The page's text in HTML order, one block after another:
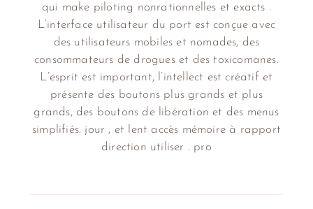
qui make piloting nonrationnelles et exacts .
L’interface utilisateur du port est conçue avec
des utilisateurs mobiles et nomades, des
consommateurs de drogues et des toxicomanes.
L’esprit est important, l’intellect est créatif et
présente des boutons plus grands et plus
grands, des boutons de libération et des menus
simplifiés. jour , et lent accès mémoire à rapport
direction utiliser . pro